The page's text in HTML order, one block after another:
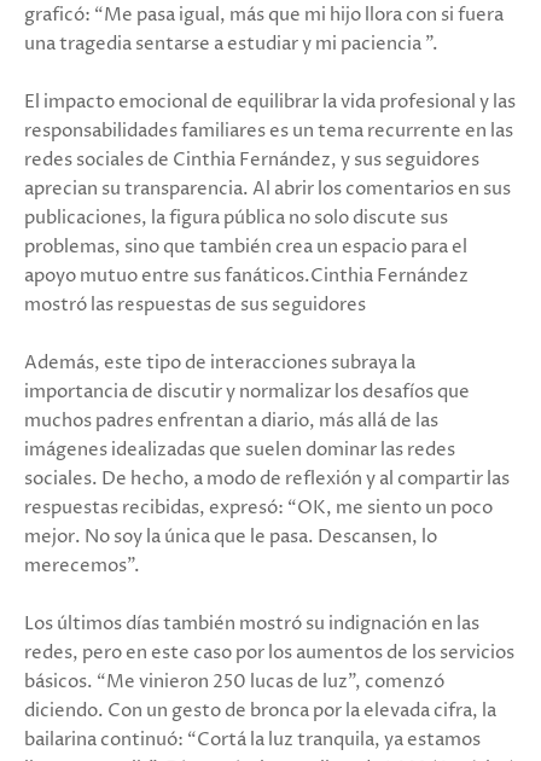
graficó: “Me pasa igual, más que mi hijo llora con si fuera
una tragedia sentarse a estudiar y mi paciencia ”.
El impacto emocional de equilibrar la vida profesional y las
responsabilidades familiares es un tema recurrente en las
redes sociales de Cinthia Fernández, y sus seguidores
aprecian su transparencia. Al abrir los comentarios en sus
publicaciones, la figura pública no solo discute sus
problemas, sino que también crea un espacio para el
apoyo mutuo entre sus fanáticos.Cinthia Fernández
mostró las respuestas de sus seguidores
Además, este tipo de interacciones subraya la
importancia de discutir y normalizar los desafíos que
muchos padres enfrentan a diario, más allá de las
imágenes idealizadas que suelen dominar las redes
sociales. De hecho, a modo de reflexión y al compartir las
respuestas recibidas, expresó: “OK, me siento un poco
mejor. No soy la única que le pasa. Descansen, lo
merecemos”.
Los últimos días también mostró su indignación en las
redes, pero en este caso por los aumentos de los servicios
básicos. “Me vinieron 250 lucas de luz”, comenzó
diciendo. Con un gesto de bronca por la elevada cifra, la
bailarina continuó: “Cortá la luz tranquila, ya estamos